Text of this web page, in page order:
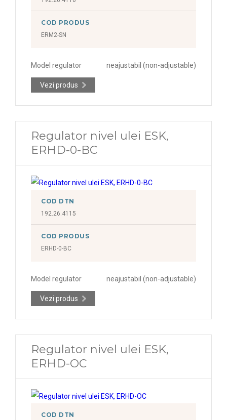
COD PRODUS
ERM2-SN
Model regulator neajustabil (non-adjustable)
Vezi produs
Regulator nivel ulei ESK,
ERHD-0-BC
COD DTN
192.26.4115
COD PRODUS
ERHD-0-BC
Model regulator neajustabil (non-adjustable)
Vezi produs
Regulator nivel ulei ESK,
ERHD-OC
COD DTN